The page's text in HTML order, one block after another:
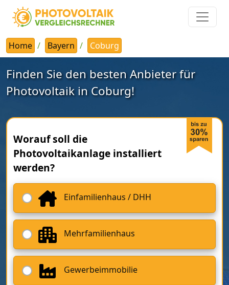
Home Bayern Coburg
Finden Sie den besten Anbieter für
Photovoltaik in Coburg!
Worauf soll die
Photovoltaikanlage installiert
werden?
Einfamilienhaus / DHH
Mehrfamilienhaus
Gewerbeimmobilie